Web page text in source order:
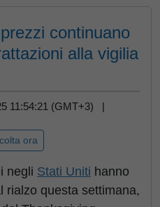
continuano
alla vigilia
11:54:21 (GMT+3) |
ora
negli Stati Uniti hanno
rialzo questa settimana,